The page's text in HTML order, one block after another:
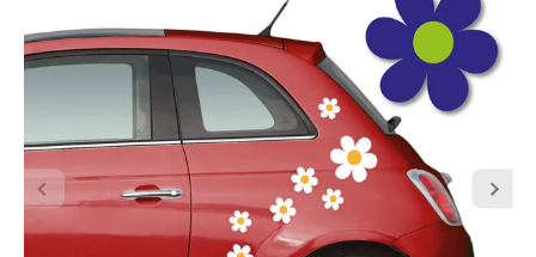
(* = Pflichtfelder)
Bitte beachten Sie unsere Datenschutzerklärung
Frage abschicken